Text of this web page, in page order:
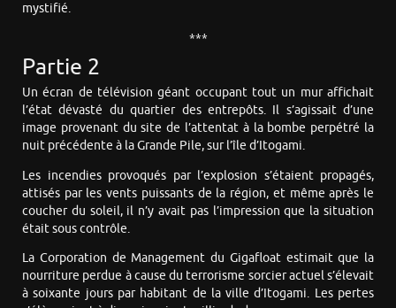
mystifié.
***
Partie 2
Un écran de télévision géant occupant tout un mur affichait
l’état dévasté du quartier des entrepôts. Il s’agissait d’une
image provenant du site de l’attentat à la bombe perpétré la
nuit précédente à la Grande Pile, sur l’île d’Itogami.
Les incendies provoqués par l’explosion s’étaient propagés,
attisés par les vents puissants de la région, et même après le
coucher du soleil, il n’y avait pas l’impression que la situation
était sous contrôle.
La Corporation de Management du Gigafloat estimait que la
nourriture perdue à cause du terrorisme sorcier actuel s’élevait
à soixante jours par habitant de la ville d’Itogami. Les pertes